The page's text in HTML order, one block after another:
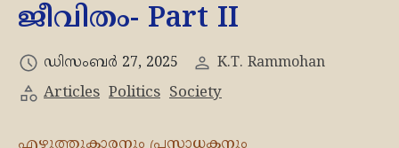
ജീവിതം- Part II
ഡിസംബർ 27, 2025 K.T. Rammohan
Articles Politics Society
എഴുത്തുകാരനും പ്രസാധകനും